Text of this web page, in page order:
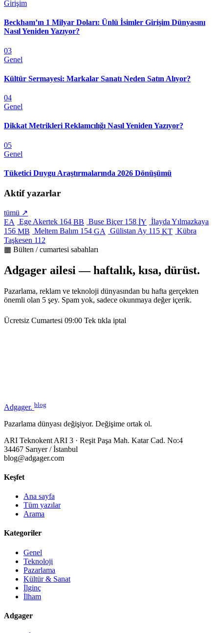
Girişim
Beckham’ın 1 Milyar Doları: Ünlü İsimler Girişim Dünyasını
Nasıl Yeniden Yazıyor?
03
Genel
Kültür Sermayesi: Markalar Sanatı Neden Satın Alıyor?
04
Genel
Dikkat Metrikleri Reklamcılığı Nasıl Yeniden Yazıyor?
05
Genel
Tüketici Duygu Araştırmalarında 2026 Dönüşümü
Aktif yazarlar
tümü ↗
EA
Ege Akertek 164 BB Buse Biçer 158 İY İlayda Yılmazkaya
156 MB Meltem Balım 154 GA Gülistan Ay 115 KT Kübra
Taşkesen 112
▦ Bülten / cumartesi sabahları
Adgager ailesi — haftalık, kısa, dürüst.
Pazarlama, reklam ve teknoloji dünyasından bu hafta gerçekten
önemli olan 5 şey. Spam yok, sadece okunmaya değer içerik.
Ücretsiz Cumartesi 09:00 Tek tıkla iptal
Adgager. blog
Pazarlama dünyası değişiyor. Değişime ortak ol.
ARI Teknokent ARI 3 · Reşit Paşa Mah. Katar Cad. No:4
34467 Sarıyer / İstanbul
blog@adgager.com
Keşfet
Ana sayfa
Tüm yazılar
Arama
Kategoriler
Genel
Teknoloji
Pazarlama
Kültür & Sanat
İlginç
İlham
Adgager